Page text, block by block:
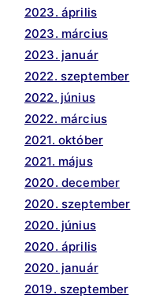
2023. április
2023. március
2023. január
2022. szeptember
2022. június
2022. március
2021. október
2021. május
2020. december
2020. szeptember
2020. június
2020. április
2020. január
2019. szeptember